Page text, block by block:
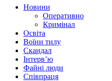
Новини
Оперативно
Кримінал
Освіта
Воїни тилу
Скандал
Інтерв’ю
Файні люди
Співпраця